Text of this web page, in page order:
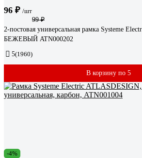
96 ₽ /шт
99 ₽
2-постовая универсальная рамка Systeme
БЕЖЕВЫЙ ATN000202
5(1960)
В корзину по 5
-4%